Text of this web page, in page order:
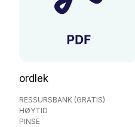
ordlek
RESSURSBANK (GRATIS)
HØYTID
PINSE